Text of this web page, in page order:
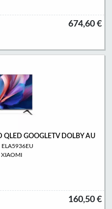
674,60 €
GOOGLETV DOLBY AU
ELA5936EU
XIAOMI
160,50 €